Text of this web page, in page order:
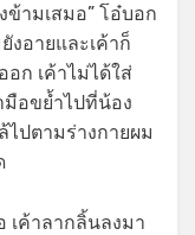
ามเสมอ” โอ๋บอก
งอายและเค้าก็
อก เค้าไม่ได้ใส่
มือขย้ำไปที่น้อง
ไปตามร่างกายผม
เค้าลากลิ้นลงมา